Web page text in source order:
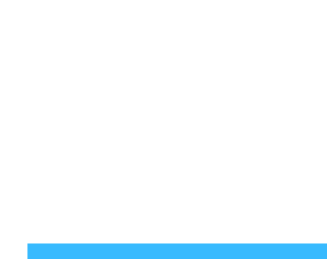
Аукционные торги